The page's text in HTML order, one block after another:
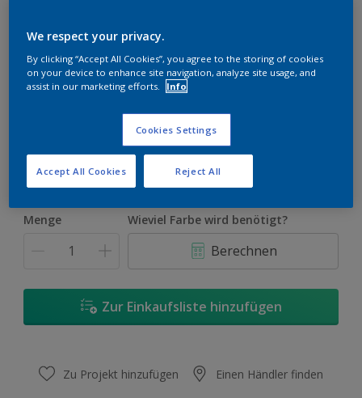
Clear Orange B50
2,5 l 5 l
Menge Wieviel Farbe wird benötigt?
Berechnen
Zur Einkaufsliste hinzufügen
Zu Projekt hinzufügen Einen Händler finden
We respect your privacy.
By clicking “Accept All Cookies”, you agree to the storing of cookies
on your device to enhance site navigation, analyze site usage, and
assist in our marketing efforts.
Info
Cookies Settings
Reject All
Accept All Cookies